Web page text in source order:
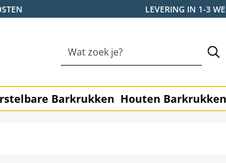
LEVERING IN 1-3
Barkrukken Houten Barkrukken